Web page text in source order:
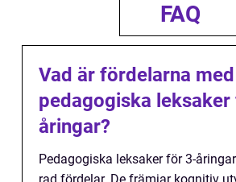
FAQ
Vad är fördelarna med
pedagogiska
åringar?
Pedagogiska leksaker för 3-